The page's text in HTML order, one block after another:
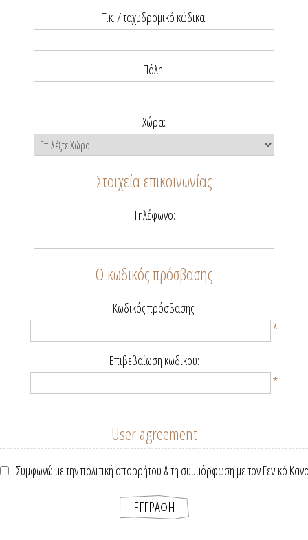
Τ.κ. / ταχυδρομικό κώδικα:
Πόλη:
Χώρα:
Στοιχεία επικοινωνίας
Τηλέφωνο:
Ο κωδικός πρόσβασης
Κωδικός πρόσβασης:
*
Επιβεβαίωση κωδικού:
*
User agreement
Συμφωνώ με την πολιτική απορρήτου & τη συμμόρφωση με τον Γενικό